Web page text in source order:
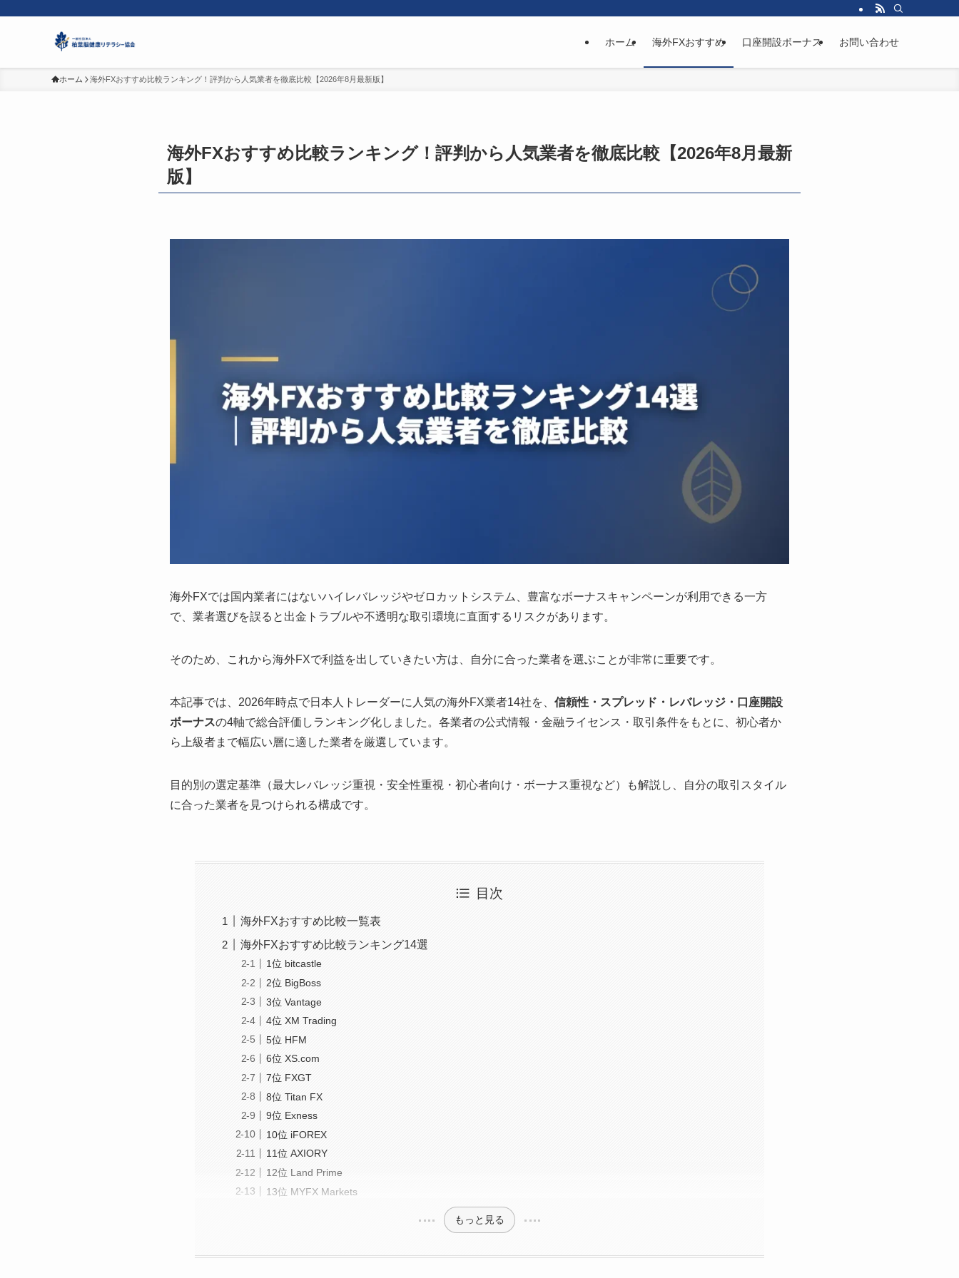
ホーム 海外FXおすすめ 口座開設ボーナス お問い合わせ
ホーム 海外FXおすすめ比較ランキング！評判から人気業者を徹底比較【2026年8月最新版】
海外FXおすすめ比較ランキング！評判から人気業者を徹底比較【2026年8月最新
版】
海外FXでは国内業者にはないハイレバレッジやゼロカットシステム、豊富なボーナスキャンペーンが利用できる一方
で、業者選びを誤ると出金トラブルや不透明な取引環境に直面するリスクがあります。
そのため、これから海外FXで利益を出していきたい方は、自分に合った業者を選ぶことが非常に重要です。
本記事では、2026年時点で日本人トレーダーに人気の海外FX業者14社を、 信頼性・スプレッド・レバレッジ・口座開設
ボーナスの4軸で総合評価しランキング化しました。各業者の公式情報・金融ライセンス・取引条件をもとに、初心者か
ら上級者まで幅広い層に適した業者を厳選しています。
目的別の選定基準（最大レバレッジ重視・安全性重視・初心者向け・ボーナス重視など）も解説し、自分の取引スタイル
に合った業者を見つけられる構成です。
目次
海外FXおすすめ比較一覧表
海外FXおすすめ比較ランキング14選
1位 bitcastle
2位 BigBoss
3位 Vantage
4位 XM Trading
5位 HFM
6位 XS.com
7位 FXGT
8位 Titan FX
9位 Exness
10位 iFOREX
11位 AXIORY
12位 Land Prime
13位 MYFX Markets
もっと見る